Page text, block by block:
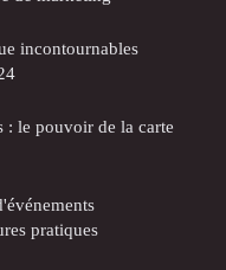
incontournables
: le pouvoir de la carte
pratiques